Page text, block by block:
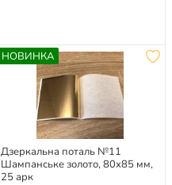
НОВИНКА
Дзеркальна поталь №11
Шампанське золото, 80х85 мм,
25 арк